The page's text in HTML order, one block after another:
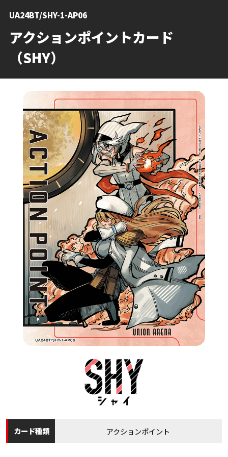
アクションポイントカード
（SHY）
UA24BT/SHY-1-AP06
カード種類 アクションポイント